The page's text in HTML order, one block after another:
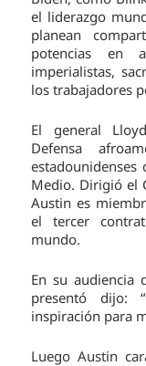
el liderazgo
planean
potencias en
imperialistas,
los trabajadores
El general
Defensa
Medio. Dirigió el
Austin es
el tercer
mundo.
En su audiencia
presentó dijo:
inspiración para
Luego Austin